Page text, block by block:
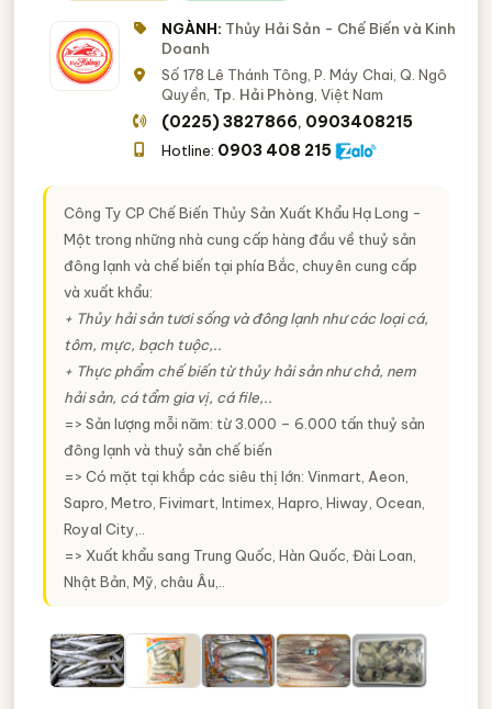
NGÀNH: Thủy Hải Sản - Chế Biến và Kinh
Doanh
Số 178 Lê Thánh Tông, P. Máy Chai, Q. Ngô
Quyền, Tp. Hải Phòng , Việt Nam
(0225) 3827866, 0903408215
Hotline: 0903 408 215
Công Ty CP Chế Biến Thủy Sản Xuất Khẩu Hạ Long -
Một trong những nhà cung cấp hàng đầu về thuỷ sản
đông lạnh và chế biến tại phía Bắc, chuyên cung cấp
và xuất khẩu:
+ Thủy hải sản tươi sống và đông lạnh như các loại cá,
tôm, mực, bạch tuộc,..
+ Thực phẩm chế biến từ thủy hải sản như chả, nem
hải sản, cá tẩm gia vị, cá file,..
=> Sản lượng mỗi năm: từ 3.000 – 6.000 tấn thuỷ sản
đông lạnh và thuỷ sản chế biến
=> Có mặt tại khắp các siêu thị lớn: Vinmart, Aeon,
Sapro, Metro, Fivimart, Intimex, Hapro, Hiway, Ocean,
Royal City,..
=> Xuất khẩu sang Trung Quốc, Hàn Quốc, Đài Loan,
Nhật Bản, Mỹ, châu Âu,..